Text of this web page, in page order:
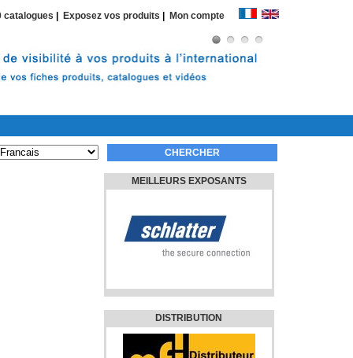
catalogues Exposez vos produits Mon compte
MEILLEURS EXPOSANTS
DISTRIBUTION